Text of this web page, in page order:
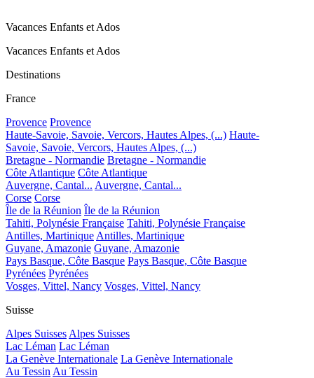
Vacances Enfants et Ados
Vacances Enfants et Ados
Destinations
France
Provence Provence
Haute-Savoie, Savoie, Vercors, Hautes Alpes, (...) Haute-
Savoie, Savoie, Vercors, Hautes Alpes, (...)
Bretagne - Normandie Bretagne - Normandie
Côte Atlantique Côte Atlantique
Auvergne, Cantal... Auvergne, Cantal...
Corse Corse
Île de la Réunion Île de la Réunion
Tahiti, Polynésie Française Tahiti, Polynésie Française
Antilles, Martinique Antilles, Martinique
Guyane, Amazonie Guyane, Amazonie
Pays Basque, Côte Basque Pays Basque, Côte Basque
Pyrénées Pyrénées
Vosges, Vittel, Nancy Vosges, Vittel, Nancy
Suisse
Alpes Suisses Alpes Suisses
Lac Léman Lac Léman
La Genève Internationale La Genève Internationale
Au Tessin Au Tessin